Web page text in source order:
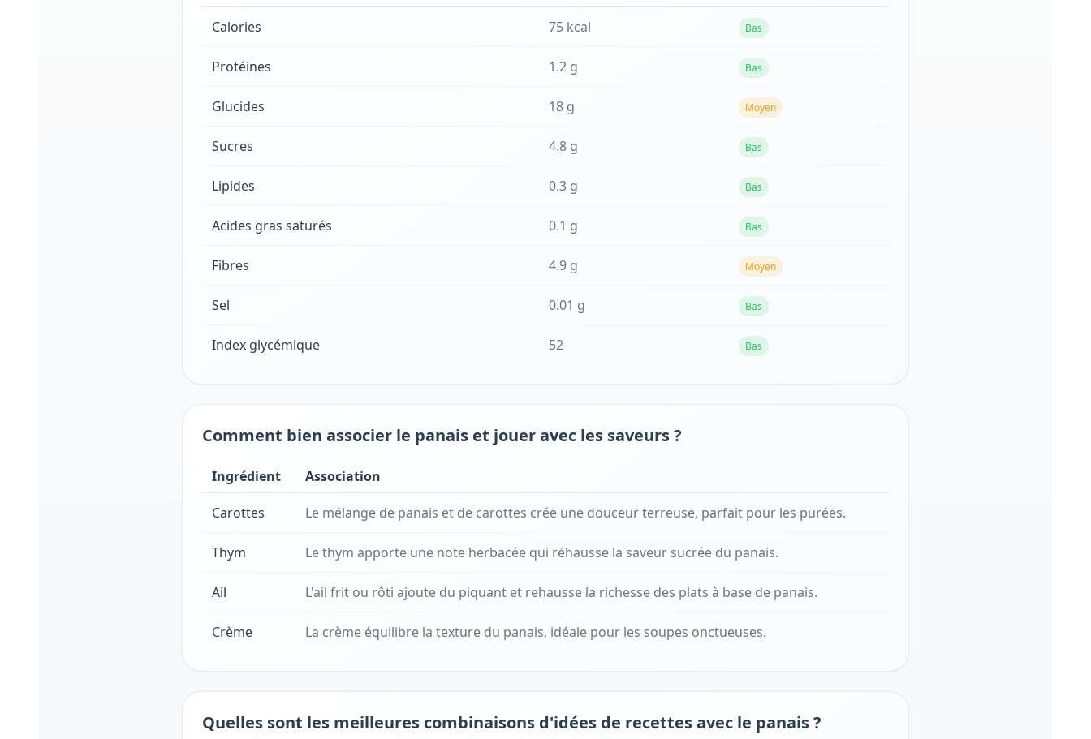
Calories 75 kcal Bas
Protéines 1.2 g Bas
Glucides 18 g Moyen
Sucres 4.8 g Bas
Lipides 0.3 g Bas
Acides gras saturés 0.1 g Bas
Fibres 4.9 g Moyen
Sel 0.01 g Bas
Index glycémique 52 Bas
Comment bien associer le panais et jouer avec les saveurs ?
Ingrédient Association
Carottes Le mélange de panais et de carottes crée une douceur terreuse, parfait pour les purées.
Thym Le thym apporte une note herbacée qui réhausse la saveur sucrée du panais.
Ail L'ail frit ou rôti ajoute du piquant et rehausse la richesse des plats à base de panais.
Crème La crème équilibre la texture du panais, idéale pour les soupes onctueuses.
Quelles sont les meilleures combinaisons d'idées de recettes avec le panais ?